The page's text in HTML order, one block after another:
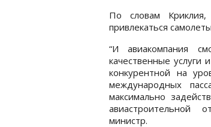
По словам Криклия,
привлекаться
“И авиакомпания
качественные услуги
конкурентной на
международных
максимально
авиастроительной
министр.